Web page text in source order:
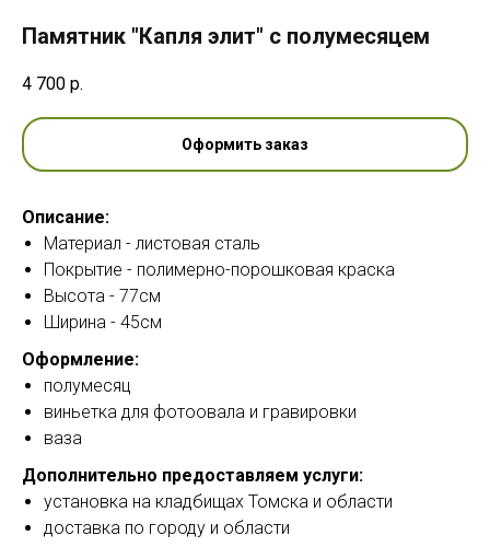
Памятник "Капля элит" с полумесяцем
4 700 р.
Оформить заказ
Описание:
Материал - листовая сталь
Покрытие - полимерно-порошковая краска
Высота - 77см
Ширина - 45см
Оформление:
полумесяц
виньетка для фотоовала и гравировки
ваза
Дополнительно предоставляем услуги:
установка на кладбищах Томска и области
доставка по городу и области